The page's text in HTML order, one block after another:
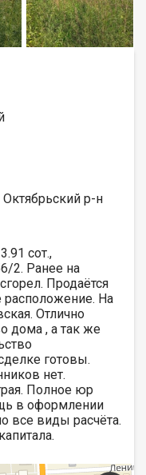
р-н
сот.,
2. Ранее на
Продаётся
расположение. На
Отлично
дома , а так же
готовы.
нет.
Полное юр
в оформлении
все виды расчёта.